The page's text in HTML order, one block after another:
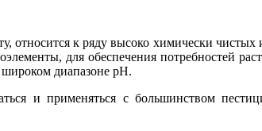
относится к ряду высоко химически
для обеспечения потребностей
диапазоне рН.
и применяться с большинством